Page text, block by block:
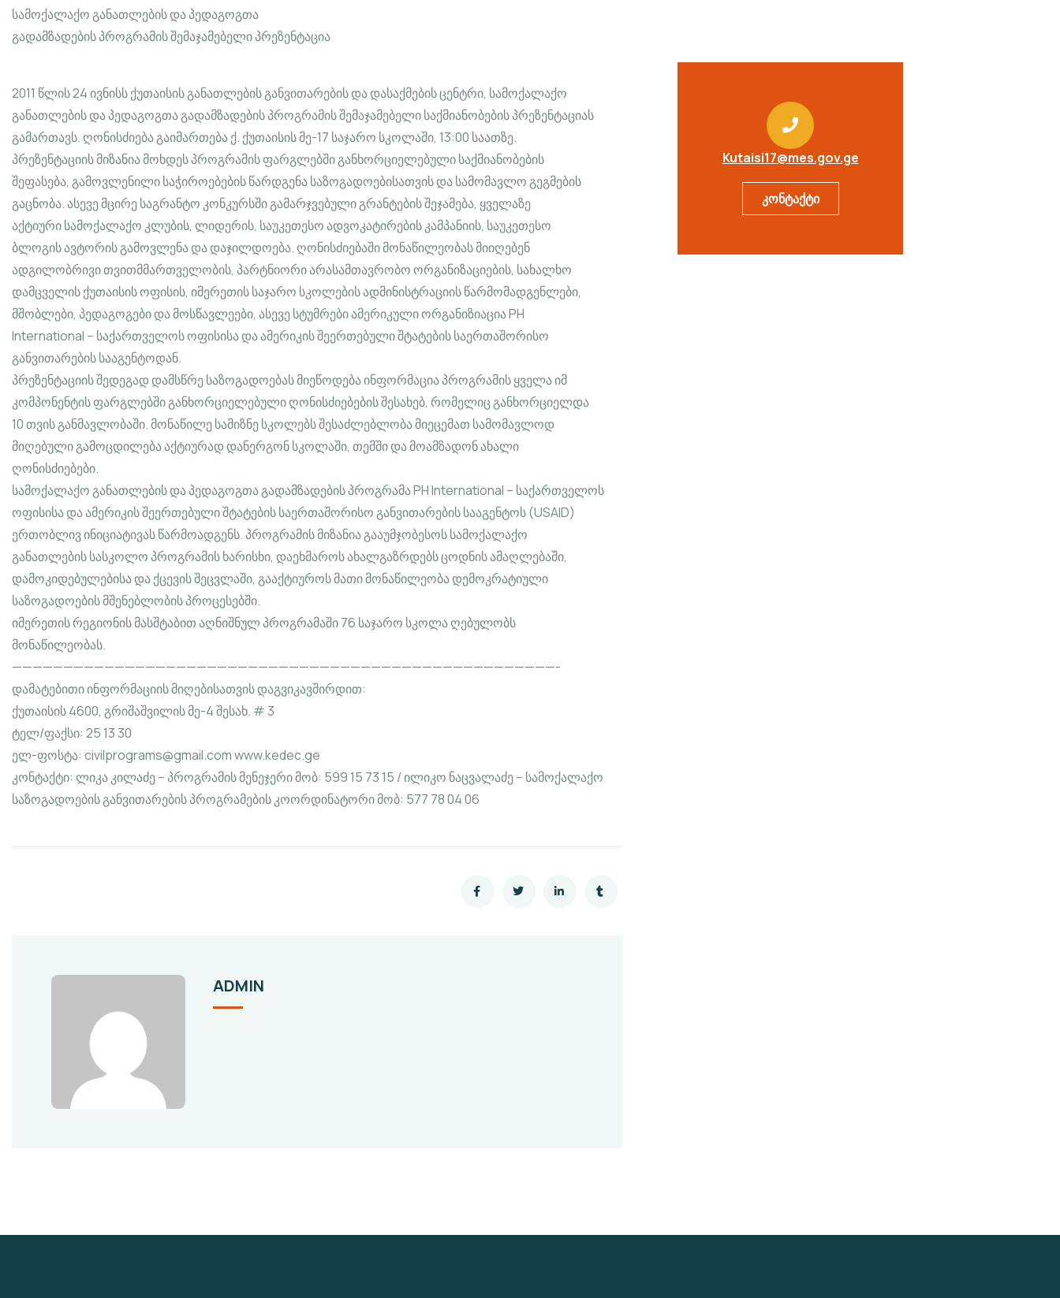
სამოქალაქო განათლების და პედაგოგთა
გადამზადების პროგრამის შემაჯამებელი პრეზენტაცია
2011 წლის 24 ივნისს ქუთაისის განათლების განვითარების და დასაქმების ცენტრი, სამოქალაქო
განათლების და პედაგოგთა გადამზადების პროგრამის შემაჯამებელი საქმიანობების პრეზენტაციას
გამართავს. ღონისძიება გაიმართება ქ. ქუთაისის მე-17 საჯარო სკოლაში, 13:00 საათზე.
პრეზენტაციის მიზანია მოხდეს პროგრამის ფარგლებში განხორციელებული საქმიანობების
შეფასება, გამოვლენილი საჭიროებების წარდგენა საზოგადოებისათვის და სამომავლო გეგმების
გაცნობა. ასევე მცირე საგრანტო კონკურსში გამარჯვებული გრანტების შეჯამება, ყველაზე
აქტიური სამოქალაქო კლუბის, ლიდერის, საუკეთესო ადვოკატირების კამპანიის, საუკეთესო
ბლოგის ავტორის გამოვლენა და დაჯილდოება. ღონისძიებაში მონაწილეობას მიიღებენ
ადგილობრივი თვითმმართველობის, პარტნიორი არასამთავრობო ორგანიზაციების, სახალხო
დამცველის ქუთაისის ოფისის, იმერეთის საჯარო სკოლების ადმინისტრაციის წარმომადგენლები,
მშობლები, პედაგოგები და მოსწავლეები, ასევე სტუმრები ამერიკული ორგანიზიაცია PH
International – საქართველოს ოფისისა და ამერიკის შეერთებული შტატების საერთაშორისო
განვითარების სააგენტოდან.
პრეზენტაციის შედეგად დამსწრე საზოგადოებას მიეწოდება ინფორმაცია პროგრამის ყველა იმ
კომპონენტის ფარგლებში განხორციელებული ღონისძიებების შესახებ, რომელიც განხორციელდა
10 თვის განმავლობაში. მონაწილე სამიზნე სკოლებს შესაძლებლობა მიეცემათ სამომავლოდ
მიღებული გამოცდილება აქტიურად დანერგონ სკოლაში, თემში და მოამზადონ ახალი
ღონისძიებები.
სამოქალაქო განათლების და პედაგოგთა გადამზადების პროგრამა PH International – საქართველოს
ოფისისა და ამერიკის შეერთებული შტატების საერთაშორისო განვითარების სააგენტოს (USAID)
ერთობლივ ინიციატივას წარმოადგენს. პროგრამის მიზანია გააუმჯობესოს სამოქალაქო
განათლების სასკოლო პროგრამის ხარისხი, დაეხმაროს ახალგაზრდებს ცოდნის ამაღლებაში,
დამოკიდებულებისა და ქცევის შეცვლაში, გააქტიუროს მათი მონაწილეობა დემოკრატიული
საზოგადოების მშენებლობის პროცესებში.
იმერეთის რეგიონის მასშტაბით აღნიშნულ პროგრამაში 76 საჯარო სკოლა ღებულობს
მონაწილეობას.
—————————————————————————————————————————————————————-
დამატებითი ინფორმაციის მიღებისათვის დაგვიკავშირდით:
ქუთაისის 4600, გრიშაშვილის მე-4 შესახ. # 3
ტელ/ფაქსი: 25 13 30
ელ-ფოსტა: civilprograms@gmail.comwww.kedec.ge
კონტაქტი: ლიკა კილაძე – პროგრამის მენეჯერი მობ: 599 15 73 15 / ილიკო ნაცვალაძე – სამოქალაქო
საზოგადოების განვითარების პროგრამების კოორდინატორი მობ: 577 78 04 06
ADMIN
Kutaisi17@mes.gov.ge
კონტაქტი